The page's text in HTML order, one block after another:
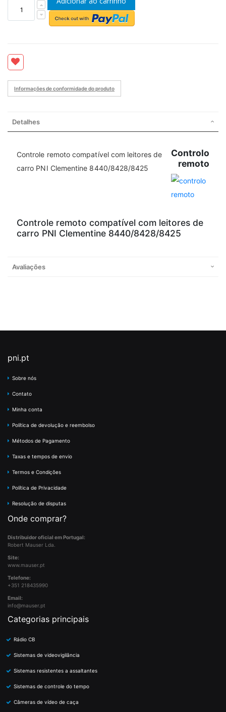
Informações de conformidade do produto
Detalhes
Controle remoto compatível com leitores de
carro PNI Clementine 8440/8428/8425
Controlo
remoto
Controle remoto compatível com leitores de
carro PNI Clementine 8440/8428/8425
Avaliações
pni.pt
Sobre nós
Contato
Minha conta
Política de devolução e reembolso
Métodos de Pagamento
Taxas e tempos de envio
Termos e Condições
Política de Privacidade
Resolução de disputas
Onde comprar?
Distribuidor oficial em Portugal:
Robert Mauser Lda.
Site:
www.mauser.pt
Telefone:
+351 218435990
Email:
info@mauser.pt
Categorias principais
Rádio CB
Sistemas de videovigilância
Sistemas resistentes a assaltantes
Sistemas de controle do tempo
Câmeras de vídeo de caça